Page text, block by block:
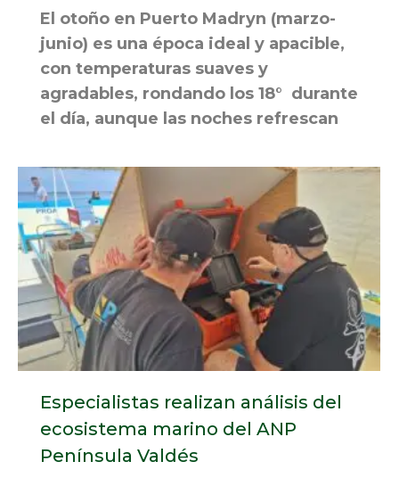
El otoño en Puerto Madryn (marzo-
junio) es una época ideal y apacible,
con temperaturas suaves y
agradables, rondando los 18° durante
el día, aunque las noches refrescan
Especialistas realizan análisis del
ecosistema marino del ANP
Península Valdés